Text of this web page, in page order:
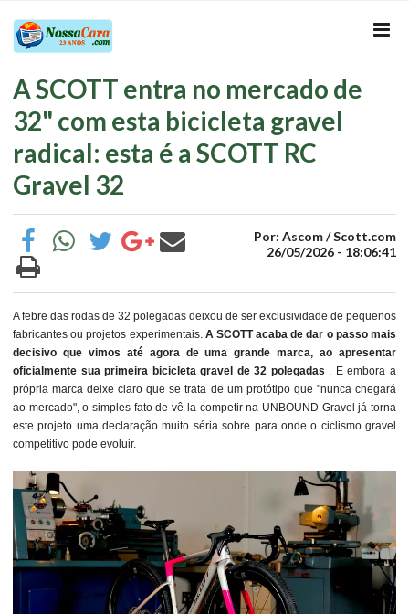
A SCOTT entra no mercado de
32" com esta bicicleta gravel
radical: esta é a SCOTT RC
Gravel 32
Por: Ascom / Scott.com
26/05/2026 - 18:06:41
A febre das rodas de 32 polegadas deixou de ser exclusividade de pequenos
fabricantes ou projetos experimentais. A SCOTT acaba de dar o passo mais
decisivo que vimos até agora de uma grande marca, ao apresentar
oficialmente sua primeira bicicleta gravel de 32 polegadas . E embora a
própria marca deixe claro que se trata de um protótipo que "nunca chegará
ao mercado", o simples fato de vê-la competir na UNBOUND Gravel já torna
este projeto uma declaração muito séria sobre para onde o ciclismo gravel
competitivo pode evoluir.